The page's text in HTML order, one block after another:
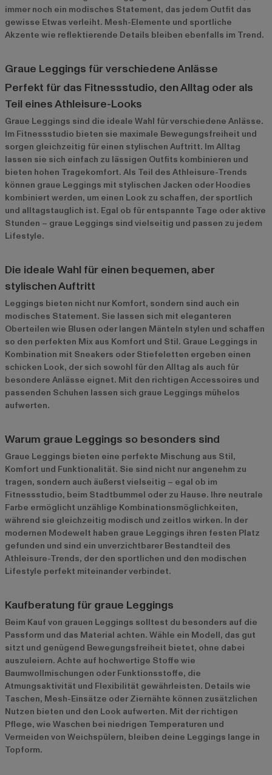
immer noch ein modisches Statement, das jedem Outfit das
gewisse Etwas verleiht. Mesh-Elemente und sportliche
Akzente wie reflektierende Details bleiben ebenfalls im Trend.
Graue Leggings für verschiedene Anlässe
Perfekt für das Fitnessstudio, den Alltag oder als
Teil eines Athleisure-Looks
Graue Leggings sind die ideale Wahl für verschiedene Anlässe.
Im Fitnessstudio bieten sie maximale Bewegungsfreiheit und
sorgen gleichzeitig für einen stylischen Auftritt. Im Alltag
lassen sie sich einfach zu lässigen Outfits kombinieren und
bieten hohen Tragekomfort. Als Teil des Athleisure-Trends
können graue Leggings mit stylischen Jacken oder Hoodies
kombiniert werden, um einen Look zu schaffen, der sportlich
und alltagstauglich ist. Egal ob für entspannte Tage oder aktive
Stunden – graue Leggings sind vielseitig und passen zu jedem
Lifestyle.
Die ideale Wahl für einen bequemen, aber
stylischen Auftritt
Leggings bieten nicht nur Komfort, sondern sind auch ein
modisches Statement. Sie lassen sich mit eleganteren
Oberteilen wie Blusen oder langen Mänteln stylen und schaffen
so den perfekten Mix aus Komfort und Stil. Graue Leggings in
Kombination mit Sneakers oder Stiefeletten ergeben einen
schicken Look, der sich sowohl für den Alltag als auch für
besondere Anlässe eignet. Mit den richtigen Accessoires und
passenden Schuhen lassen sich graue Leggings mühelos
aufwerten.
Warum graue Leggings so besonders sind
Graue Leggings bieten eine perfekte Mischung aus Stil,
Komfort und Funktionalität. Sie sind nicht nur angenehm zu
tragen, sondern auch äußerst vielseitig – egal ob im
Fitnessstudio, beim Stadtbummel oder zu Hause. Ihre neutrale
Farbe ermöglicht unzählige Kombinationsmöglichkeiten,
während sie gleichzeitig modisch und zeitlos wirken. In der
modernen Modewelt haben graue Leggings ihren festen Platz
gefunden und sind ein unverzichtbarer Bestandteil des
Athleisure-Trends, der den sportlichen und den modischen
Lifestyle perfekt miteinander verbindet.
Kaufberatung für graue Leggings
Beim Kauf von grauen Leggings solltest du besonders auf die
Passform und das Material achten. Wähle ein Modell, das gut
sitzt und genügend Bewegungsfreiheit bietet, ohne dabei
auszuleiern. Achte auf hochwertige Stoffe wie
Baumwollmischungen oder Funktionsstoffe, die
Atmungsaktivität und Flexibilität gewährleisten. Details wie
Taschen, Mesh-Einsätze oder Ziernähte können zusätzlichen
Nutzen bieten und den Look aufwerten. Mit der richtigen
Pflege, wie Waschen bei niedrigen Temperaturen und
Vermeiden von Weichspülern, bleiben deine Leggings lange in
Topform.